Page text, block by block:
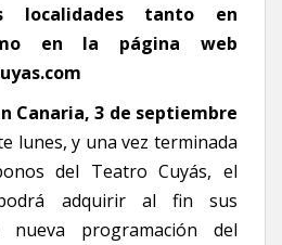
localidades tanto en
en la página web
Canaria, 3 de septiembre
lunes, y una vez terminada
del Teatro Cuyás, el
adquirir al fin sus
programación del